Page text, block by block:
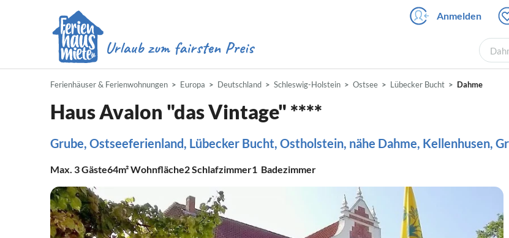
Anmelden
Ferienhäuser & Ferienwohnungen Europa Deutschland Schleswig-Holstein Ostsee Lübecker Bucht Dahme
Haus Avalon "das Vintage" ****
Grube, Ostseeferienland, Lübecker Bucht, Ostholstein, nähe Dahme, Kellenhusen,
Max. 3Gäste64m²Wohnfläche2Schlafzimmer1 Badezimmer